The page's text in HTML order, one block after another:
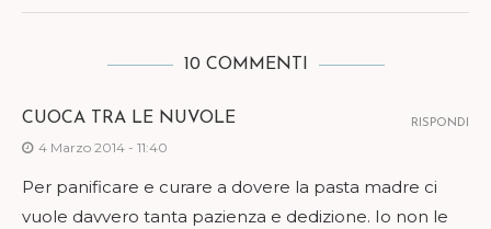
10 COMMENTI
CUOCA TRA LE NUVOLE
4 Marzo 2014 - 11:40
Per panificare e curare a dovere la pasta madre ci
vuole davvero tanta pazienza e dedizione. Io non le
RISPONDI